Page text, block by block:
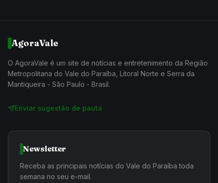
AgoraVale
O AgoraVale é um site de notícias e entretenimento da Região
Metropolitana do Vale do Paraíba, Litoral Norte e Serra da
Mantiqueira - São Paulo - Brasil.
Enviar sugestão de pauta
Newsletter
Receba as principais notícias do Vale do Paraíba toda
semana no seu e-mail.